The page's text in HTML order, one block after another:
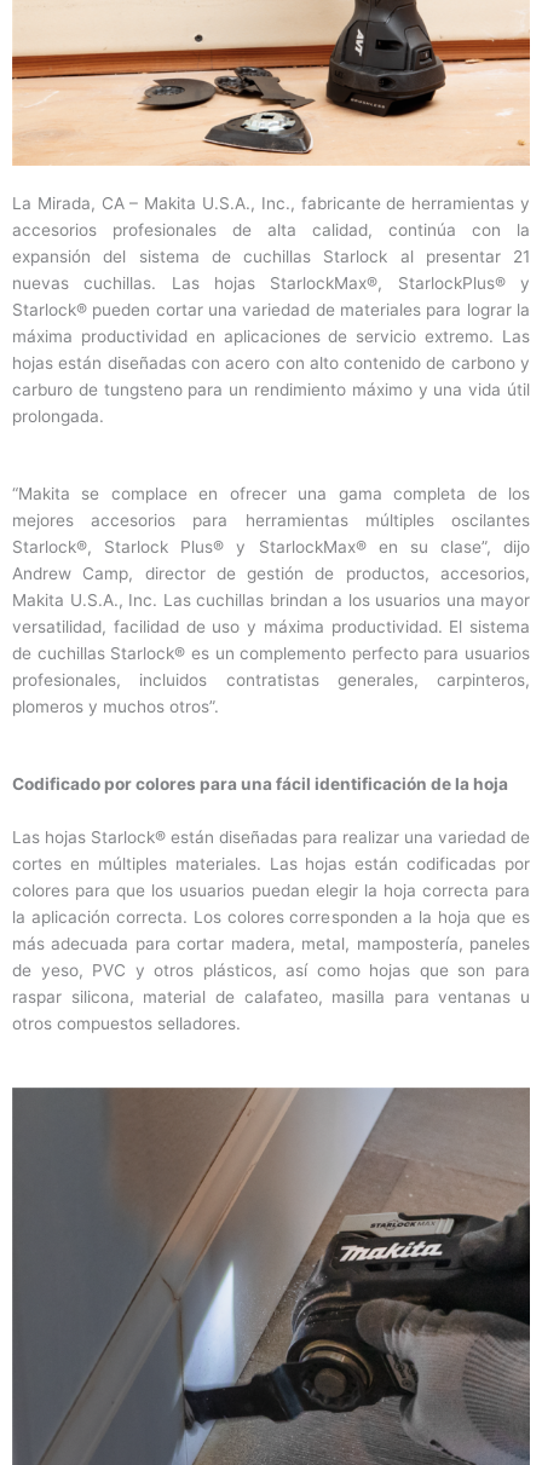
La Mirada, CA – Makita U.S.A., Inc., fabricante de herramientas y
accesorios profesionales de alta calidad, continúa con la
expansión del sistema de cuchillas Starlock al presentar 21
nuevas cuchillas. Las hojas StarlockMax®, StarlockPlus® y
Starlock® pueden cortar una variedad de materiales para lograr la
máxima productividad en aplicaciones de servicio extremo. Las
hojas están diseñadas con acero con alto contenido de carbono y
carburo de tungsteno para un rendimiento máximo y una vida útil
prolongada.
“Makita se complace en ofrecer una gama completa de los
mejores accesorios para herramientas múltiples oscilantes
Starlock®, Starlock Plus® y StarlockMax® en su clase”, dijo
Andrew Camp, director de gestión de productos, accesorios,
Makita U.S.A., Inc. Las cuchillas brindan a los usuarios una mayor
versatilidad, facilidad de uso y máxima productividad. El sistema
de cuchillas Starlock® es un complemento perfecto para usuarios
profesionales, incluidos contratistas generales, carpinteros,
plomeros y muchos otros”.
Codificado por colores para una fácil identificación de la hoja
Las hojas Starlock® están diseñadas para realizar una variedad de
cortes en múltiples materiales. Las hojas están codificadas por
colores para que los usuarios puedan elegir la hoja correcta para
la aplicación correcta. Los colores corresponden a la hoja que es
más adecuada para cortar madera, metal, mampostería, paneles
de yeso, PVC y otros plásticos, así como hojas que son para
raspar silicona, material de calafateo, masilla para ventanas u
otros compuestos selladores.